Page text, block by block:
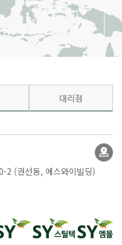
대리점
2 (권선동, 에스와이빌딩)